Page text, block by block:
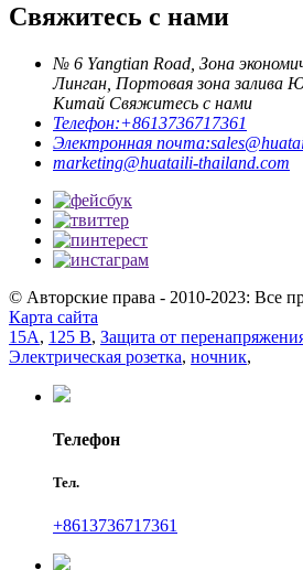
Свяжитесь с нами
№ 6 Yangtian Road, Зона
Линган, Портовая зона залива
Китай Свяжитесь с нами
Телефон:+8613736717361
Электронная почта:
marketing@huataili-thailand.com
© Авторские права - 2010-2023: Все
Карта сайта
15А, 125 В, Защита от
Электрическая розетка, ночник,
Телефон
Тел.
+8613736717361